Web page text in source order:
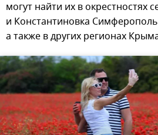
могут найти их в окрестностях
и Константиновка
а также в других регионах